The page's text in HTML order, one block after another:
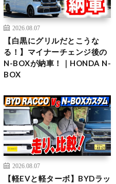
2026.08.07
【白黒にグリルだとこうな
る！】マイナーチェンジ後の
N-BOXが納車！｜HONDA N-
BOX
2026.08.07
【軽EVと軽ターボ】BYDラッ